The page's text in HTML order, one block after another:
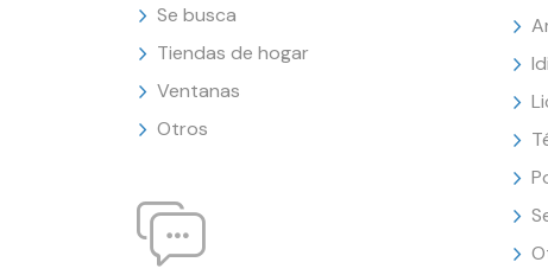
Se busca
Tiendas de hogar
Ventanas
Otros